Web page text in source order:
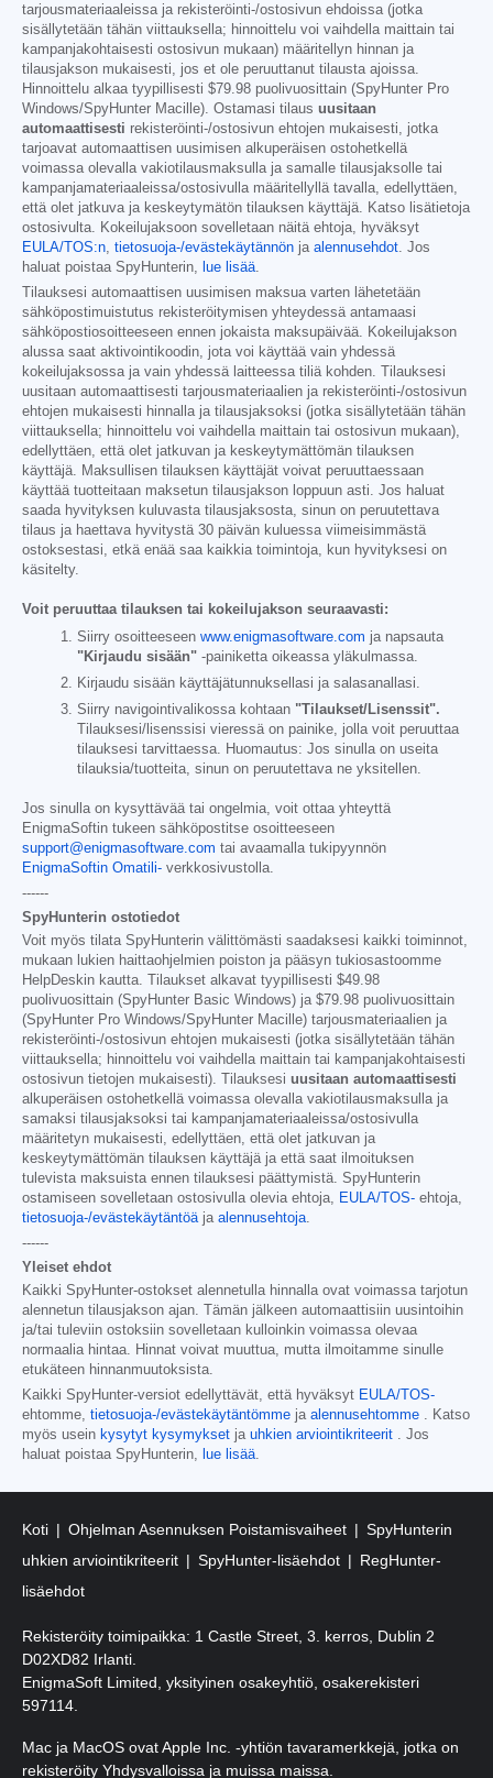
tarjousmateriaaleissa ja rekisteröinti-/ostosivun ehdoissa (jotka
sisällytetään tähän viittauksella; hinnoittelu voi vaihdella maittain tai
kampanjakohtaisesti ostosivun mukaan) määritellyn hinnan ja
tilausjakson mukaisesti, jos et ole peruuttanut tilausta ajoissa.
Hinnoittelu alkaa tyypillisesti $79.98 puolivuosittain (SpyHunter Pro
Windows/SpyHunter Macille). Ostamasi tilaus uusitaan
automaattisesti rekisteröinti-/ostosivun ehtojen mukaisesti, jotka
tarjoavat automaattisen uusimisen alkuperäisen ostohetkellä
voimassa olevalla vakiotilausmaksulla ja samalle tilausjaksolle tai
kampanjamateriaaleissa/ostosivulla määritellyllä tavalla, edellyttäen,
että olet jatkuva ja keskeytymätön tilauksen käyttäjä. Katso lisätietoja
ostosivulta. Kokeilujaksoon sovelletaan näitä ehtoja, hyväksyt
EULA/TOS:n, tietosuoja-/evästekäytännön ja alennusehdot. Jos
haluat poistaa SpyHunterin, lue lisää.
Tilauksesi automaattisen uusimisen maksua varten lähetetään
sähköpostimuistutus rekisteröitymisen yhteydessä antamaasi
sähköpostiosoitteeseen ennen jokaista maksupäivää. Kokeilujakson
alussa saat aktivointikoodin, jota voi käyttää vain yhdessä
kokeilujaksossa ja vain yhdessä laitteessa tiliä kohden. Tilauksesi
uusitaan automaattisesti tarjousmateriaalien ja rekisteröinti-/ostosivun
ehtojen mukaisesti hinnalla ja tilausjaksoksi (jotka sisällytetään tähän
viittauksella; hinnoittelu voi vaihdella maittain tai ostosivun mukaan),
edellyttäen, että olet jatkuvan ja keskeytymättömän tilauksen
käyttäjä. Maksullisen tilauksen käyttäjät voivat peruuttaessaan
käyttää tuotteitaan maksetun tilausjakson loppuun asti. Jos haluat
saada hyvityksen kuluvasta tilausjaksosta, sinun on peruutettava
tilaus ja haettava hyvitystä 30 päivän kuluessa viimeisimmästä
ostoksestasi, etkä enää saa kaikkia toimintoja, kun hyvityksesi on
käsitelty.
Voit peruuttaa tilauksen tai kokeilujakson seuraavasti:
Siirry osoitteeseen www.enigmasoftware.com ja napsauta
"Kirjaudu sisään" -painiketta oikeassa yläkulmassa.
Kirjaudu sisään käyttäjätunnuksellasi ja salasanallasi.
Siirry navigointivalikossa kohtaan "Tilaukset/Lisenssit".
Tilauksesi/lisenssisi vieressä on painike, jolla voit peruuttaa
tilauksesi tarvittaessa. Huomautus: Jos sinulla on useita
tilauksia/tuotteita, sinun on peruutettava ne yksitellen.
Jos sinulla on kysyttävää tai ongelmia, voit ottaa yhteyttä
EnigmaSoftin tukeen sähköpostitse osoitteeseen
support@enigmasoftware.com tai avaamalla tukipyynnön
EnigmaSoftin Omatili- verkkosivustolla.
------
SpyHunterin ostotiedot
Voit myös tilata SpyHunterin välittömästi saadaksesi kaikki toiminnot,
mukaan lukien haittaohjelmien poiston ja pääsyn tukiosastoomme
HelpDeskin kautta. Tilaukset alkavat tyypillisesti $49.98
puolivuosittain (SpyHunter Basic Windows) ja $79.98 puolivuosittain
(SpyHunter Pro Windows/SpyHunter Macille) tarjousmateriaalien ja
rekisteröinti-/ostosivun ehtojen mukaisesti (jotka sisällytetään tähän
viittauksella; hinnoittelu voi vaihdella maittain tai kampanjakohtaisesti
ostosivun tietojen mukaisesti). Tilauksesi uusitaan automaattisesti
alkuperäisen ostohetkellä voimassa olevalla vakiotilausmaksulla ja
samaksi tilausjaksoksi tai kampanjamateriaaleissa/ostosivulla
määritetyn mukaisesti, edellyttäen, että olet jatkuvan ja
keskeytymättömän tilauksen käyttäjä ja että saat ilmoituksen
tulevista maksuista ennen tilauksesi päättymistä. SpyHunterin
ostamiseen sovelletaan ostosivulla olevia ehtoja, EULA/TOS- ehtoja,
tietosuoja-/evästekäytäntöäja alennusehtoja.
------
Yleiset ehdot
Kaikki SpyHunter-ostokset alennetulla hinnalla ovat voimassa tarjotun
alennetun tilausjakson ajan. Tämän jälkeen automaattisiin uusintoihin
ja/tai tuleviin ostoksiin sovelletaan kulloinkin voimassa olevaa
normaalia hintaa. Hinnat voivat muuttua, mutta ilmoitamme sinulle
etukäteen hinnanmuutoksista.
Kaikki SpyHunter-versiot edellyttävät, että hyväksyt EULA/TOS-
ehtomme, tietosuoja-/evästekäytäntömme ja alennusehtomme . Katso
myös usein kysytyt kysymykset ja uhkien arviointikriteerit . Jos
haluat poistaa SpyHunterin, lue lisää.
Koti Ohjelman Asennuksen Poistamisvaiheet
SpyHunterin
uhkien arviointikriteerit
SpyHunter-lisäehdot
RegHunter-
lisäehdot
Rekisteröity toimipaikka: 1 Castle Street, 3. kerros, Dublin 2
D02XD82 Irlanti.
EnigmaSoft Limited, yksityinen osakeyhtiö, osakerekisteri
597114.
Mac ja MacOS ovat Apple Inc. -yhtiön tavaramerkkejä, jotka on
rekisteröity Yhdysvalloissa ja muissa maissa.